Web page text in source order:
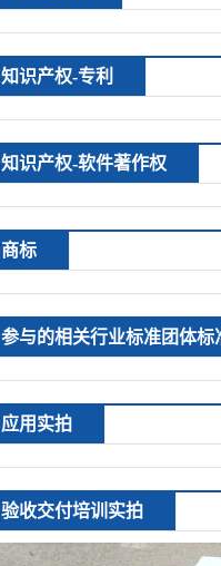
知识产权-专利
知识产权-软件著作权
商标
参与的相关行业标准团体标
应用实拍
验收交付培训实拍